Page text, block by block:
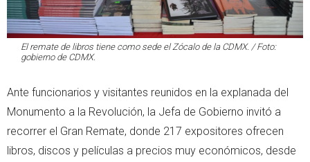
El remate de libros tiene como sede el Zócalo de la CDMX. / Foto:
gobierno de CDMX.
Ante funcionarios y visitantes reunidos en la explanada del
Monumento a la Revolución, la Jefa de Gobierno invitó a
recorrer el Gran Remate, donde 217 expositores ofrecen
libros, discos y películas a precios muy económicos, desde